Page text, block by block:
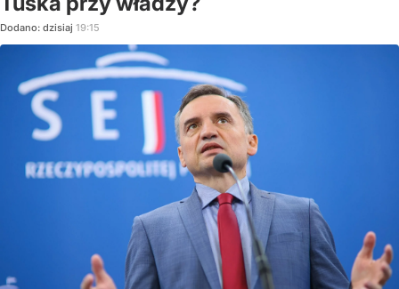
Dodano: dzisiaj 19:15